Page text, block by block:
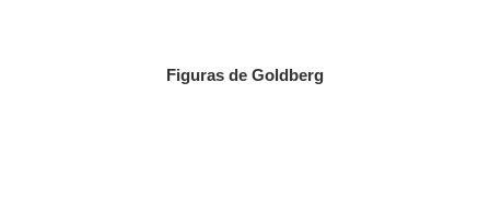
Figuras de Goldberg